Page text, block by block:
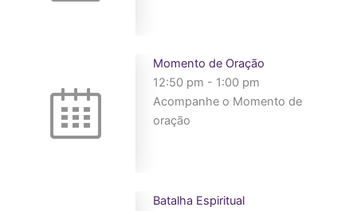
Momento de Oração
12:50 pm - 1:00 pm
Acompanhe o Momento de
oração
Batalha Espiritual